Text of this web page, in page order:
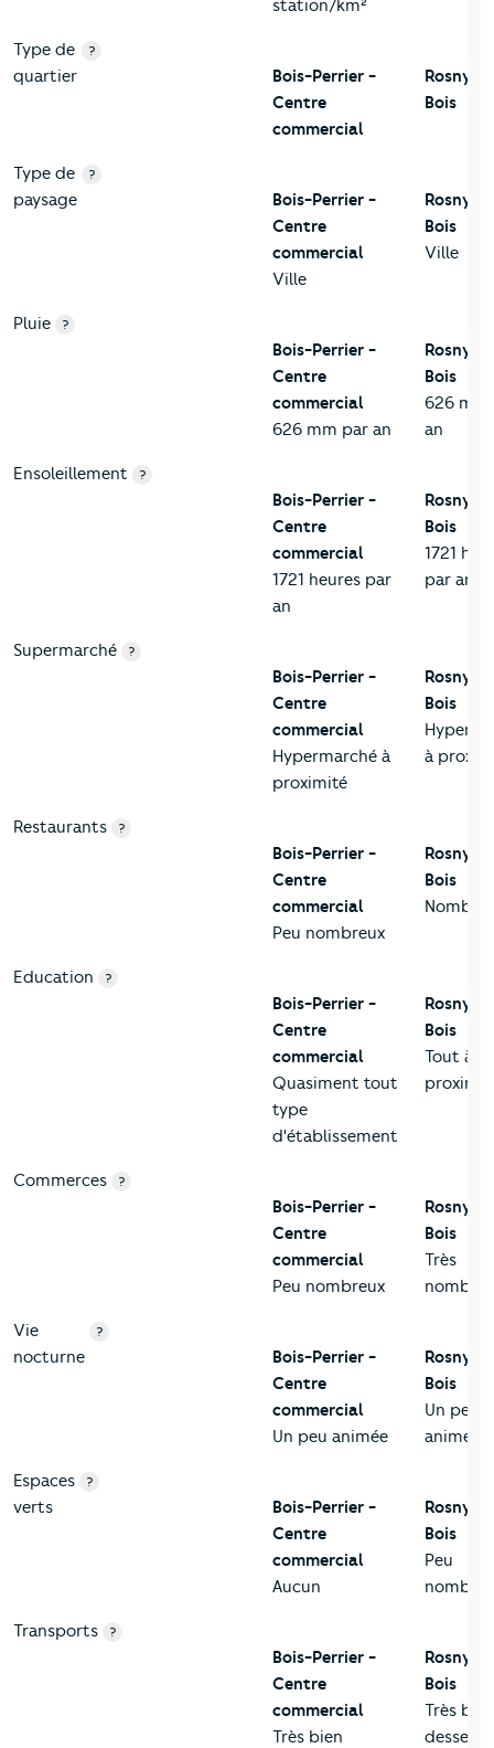
station/km²
Type de
quartier
?
Bois-Perrier -
Centre
commercial
Rosny-
Bois
Type de
paysage
?
Bois-Perrier -
Centre
commercial
Ville
Rosny-
Bois
Ville
Pluie ?
Bois-Perrier -
Centre
commercial
626 mm par an
Rosny-
Bois
626 mm
an
Ensoleillement ?
Bois-Perrier -
Centre
commercial
1721 heures par
an
Rosny-
Bois
1721
par an
Supermarché ?
Bois-Perrier -
Centre
commercial
Hypermarché à
proximité
Rosny-
Bois
à
Restaurants ?
Bois-Perrier -
Centre
commercial
Peu nombreux
Rosny-
Bois
Education ?
Bois-Perrier -
Centre
commercial
Quasiment tout
type
d'établissement
Rosny-
Bois
Tout à
Commerces ?
Bois-Perrier -
Centre
commercial
Peu nombreux
Rosny-
Bois
Très
Vie
nocturne
?
Bois-Perrier -
Centre
commercial
Un peu animée
Rosny-
Bois
Un peu
animée
Espaces
verts
?
Bois-Perrier -
Centre
commercial
Aucun
Rosny-
Bois
Peu
Transports ?
Bois-Perrier -
Centre
commercial
Très bien
Rosny-
Bois
Très bien
desservi